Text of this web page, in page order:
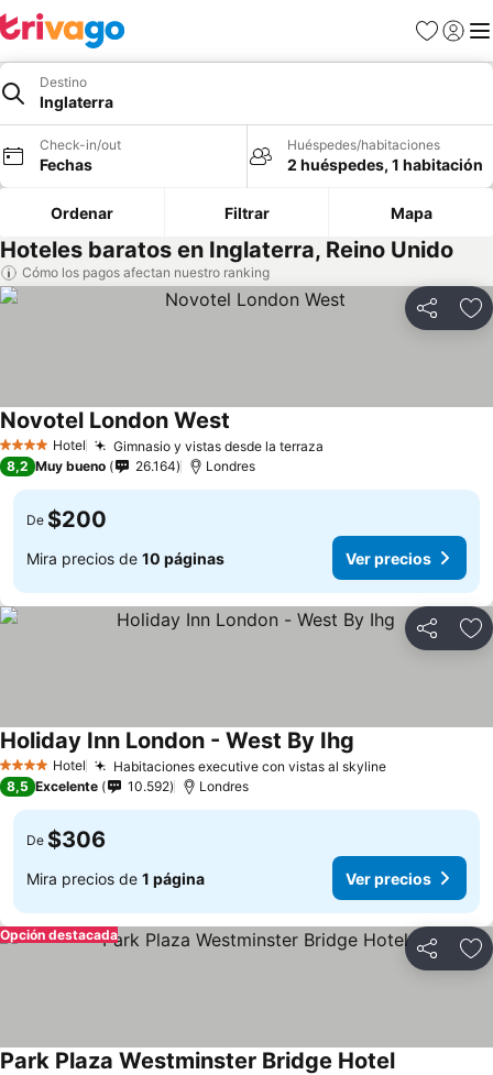
Favoritos
Iniciar
Destino
Inglaterra
Check-in/out
Fechas
Huéspedes/habitaciones
2 huéspedes, 1 habitación
Ordenar Filtrar Mapa
Hoteles baratos en Inglaterra, Reino Unido
Cómo los pagos afectan nuestro ranking
Compartir
4 EstrellasHotel Gimnasio y vistas desde la terraza
Novotel London West
8,2 Muy bueno 26.164 Londres
De $200
Mira precios de 10 páginas Ver precios
Compartir
4 EstrellasHotel Habitaciones executive con vistas al skyline
Holiday Inn London - West By Ihg
8,5 Excelente 10.592 Londres
De $306
Mira precios de 1 página Ver precios
Compartir
Opción destacada
Park Plaza Westminster Bridge Hotel